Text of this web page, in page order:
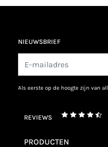
NIEUWSBRIEF
als eerste op de hoogte zijn van
REVIEWS
PRODUCTEN